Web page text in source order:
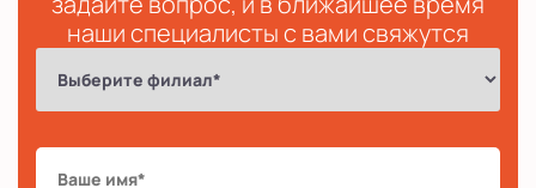
наши специалисты с вами свяжутся